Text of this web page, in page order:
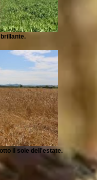
il sole dell'estate.